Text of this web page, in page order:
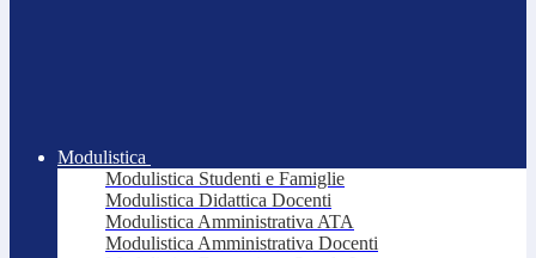
Modulistica
Modulistica Studenti e Famiglie
Modulistica Didattica Docenti
Modulistica Amministrativa ATA
Modulistica Amministrativa Docenti